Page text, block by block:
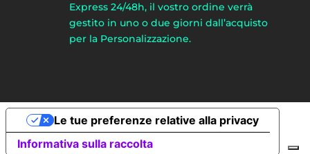
Express 24/48h, il vostro ordine verrà
gestito in uno o due giorni dall’acquisto
per la Personalizzazione.
Informativa sulla raccolta
Le tue preferenze relative alla privacy